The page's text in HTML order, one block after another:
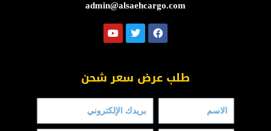
admin@alsaehcargo.com
F
a
o
o
k
T
w
e
Y
o
b
e
طلب عرض سعر شحن